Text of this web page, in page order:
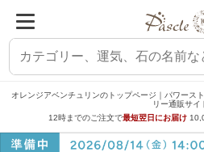
オレンジアベンチュリンのトップページ｜パワース
リー通販サイ
12時までのご注文で最短翌日にお届け